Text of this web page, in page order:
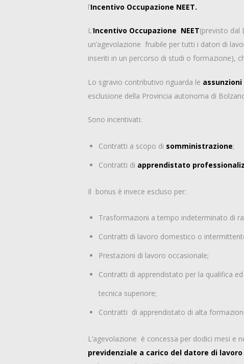
l’Incentivo Occupazione NEET.
L’Incentivo Occupazione NEET(previsto dal
un’agevolazione fruibile per tutti i datori di
inseriti in un percorso di studi o formazione),
Lo sgravio contributivo riguarda le
esclusione della Provincia autonoma di
Sono incentivati:
Contratti a scopo di somministrazione;
Contratti di apprendistato
Il bonus è invece escluso per:
Trasformazioni a tempo indeterminato di
Contratti di lavoro domestico o
Prestazioni di lavoro occasionale;
Contratti di apprendistato per la qualifica
tecnica superiore;
Contratti di apprendistato di alta
L’agevolazione è concessa per dodici mesi e
previdenziale a carico del datore di lavoro